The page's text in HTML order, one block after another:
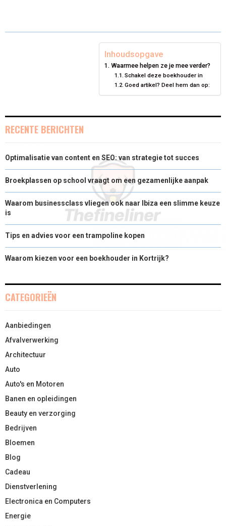
O
T O
O O
N
R
E
S
T
O
D
N
O
Inhoudsopgave
Waarmee helpen ze je mee verder?
Schakel deze boekhouder in
Goed artikel? Deel hem dan op:
RECENTE BERICHTEN
Optimalisatie van content en SEO: van strategie tot succes
Broekplassen op school vraagt om een gezamenlijke aanpak
Waarom businessclass vliegen ook naar Ibiza een slimme keuze
is
Tips en advies voor een trampoline kopen
Waarom kiezen voor een boekhouder in Kortrijk?
CATEGORIEËN
Aanbiedingen
Afvalverwerking
Architectuur
Auto
Auto's en Motoren
Banen en opleidingen
Beauty en verzorging
Bedrijven
Bloemen
Blog
Cadeau
Dienstverlening
Electronica en Computers
Energie